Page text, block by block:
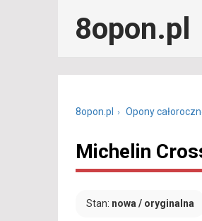
8opon.pl
8opon.pl Opony
Michelin
Stan: nowa / oryginalna